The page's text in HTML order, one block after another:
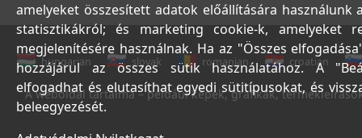
hungarian slovak romanian croatian
A weboldal tartalma – például képek, grafikák,
amelyeket összesített adatok előállítására használunk
statisztikákról; és marketing cookie-k, amelyeket
megjelenítésére használnak. Ha az "Összes
hozzájárul az összes sütik használatához. A
elfogadhat és elutasíthat egyedi sütitípusokat, és
beleegyezését.